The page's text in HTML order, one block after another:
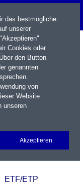
Login
ETF/ETP
das bestmögliche
unserer
Cookies oder
den Button
genannten
von
Website
unseren
Akzeptieren